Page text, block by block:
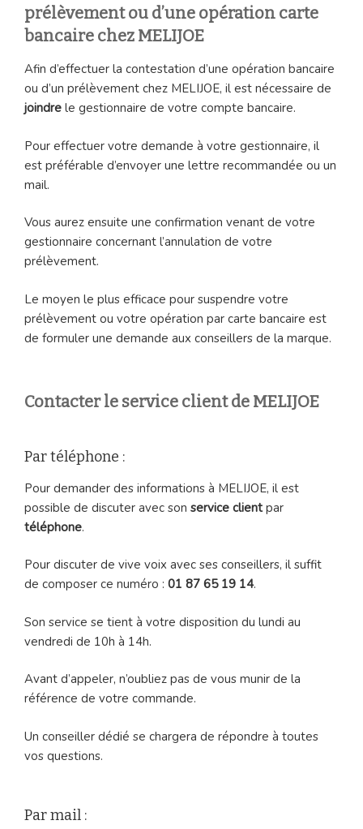
prélèvement ou d’une opération carte
bancaire chez MELIJOE
Afin d’effectuer la contestation d’une opération bancaire
ou d’un prélèvement chez MELIJOE, il est nécessaire de
joindre le gestionnaire de votre compte bancaire.
Pour effectuer votre demande à votre gestionnaire, il
est préférable d’envoyer une lettre recommandée ou un
mail.
Vous aurez ensuite une confirmation venant de votre
gestionnaire concernant l’annulation de votre
prélèvement.
Le moyen le plus efficace pour suspendre votre
prélèvement ou votre opération par carte bancaire est
de formuler une demande aux conseillers de la marque.
Contacter le service client de MELIJOE
Par téléphone :
Pour demander des informations à MELIJOE, il est
possible de discuter avec son service clientpar
téléphone.
Pour discuter de vive voix avec ses conseillers, il suffit
de composer ce numéro : 01 87 65 19 14.
Son service se tient à votre disposition du lundi au
vendredi de 10h à 14h.
Avant d’appeler, n’oubliez pas de vous munir de la
référence de votre commande.
Un conseiller dédié se chargera de répondre à toutes
vos questions.
Par mail :